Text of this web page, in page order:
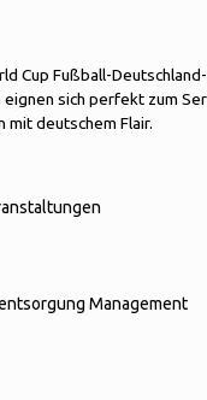
Cup Fußball-
sich perfekt zum
mit deutschem Flair.
Management